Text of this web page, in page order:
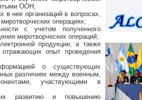
ООН;
в нее организаций в вопросах,
операциях;
с учетом полученного
миротворческих операций;
продукции, а также
опыт проведения
о существующих
различиях между военным,
участвующими в
развитию и повышению